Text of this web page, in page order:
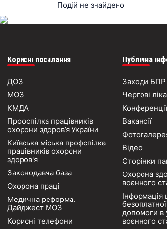
Подій не знайдено
Корисні посилання
ДОЗ
МОЗ
КМДА
Профспілка працівників
охорони здоров’я України
Київська міська профспілка
працівників охорони
здоров'я
Законодавча база
Охорона праці
Медична реформа.
Дайджест МОЗ
Корисні телефони
Публічна
Заходи БПР
Чергові
Конференції
Вакансії
Відео
Сторінки
Охорона
воєнного
Інформація
допомоги в
воєнного